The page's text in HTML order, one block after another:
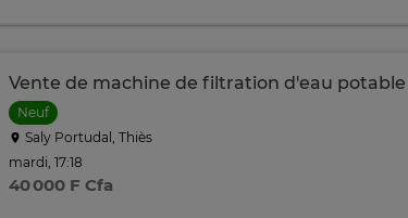
Vente de machine de filtration d'eau
Neuf
Saly Portudal, Thiès
mardi, 17:18
40 000 F Cfa